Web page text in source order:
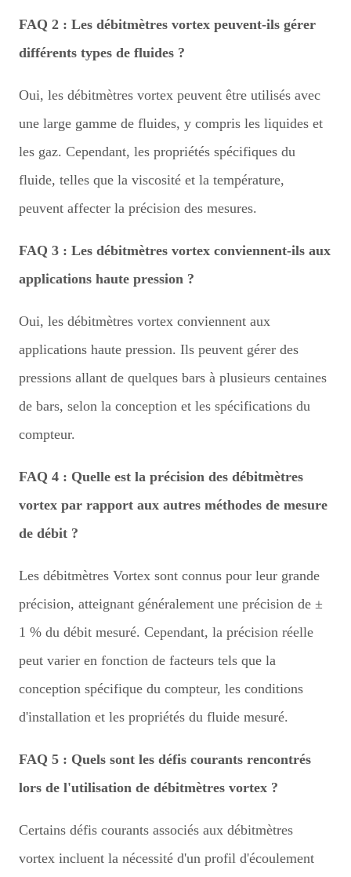
FAQ 2 : Les débitmètres vortex peuvent-ils gérer
différents types de fluides ?
Oui, les débitmètres vortex peuvent être utilisés avec
une large gamme de fluides, y compris les liquides et
les gaz. Cependant, les propriétés spécifiques du
fluide, telles que la viscosité et la température,
peuvent affecter la précision des mesures.
FAQ 3 : Les débitmètres vortex conviennent-ils aux
applications haute pression ?
Oui, les débitmètres vortex conviennent aux
applications haute pression. Ils peuvent gérer des
pressions allant de quelques bars à plusieurs centaines
de bars, selon la conception et les spécifications du
compteur.
FAQ 4 : Quelle est la précision des débitmètres
vortex par rapport aux autres méthodes de mesure
de débit ?
Les débitmètres Vortex sont connus pour leur grande
précision, atteignant généralement une précision de ±
1 % du débit mesuré. Cependant, la précision réelle
peut varier en fonction de facteurs tels que la
conception spécifique du compteur, les conditions
d'installation et les propriétés du fluide mesuré.
FAQ 5 : Quels sont les défis courants rencontrés
lors de l'utilisation de débitmètres vortex ?
Certains défis courants associés aux débitmètres
vortex incluent la nécessité d'un profil d'écoulement